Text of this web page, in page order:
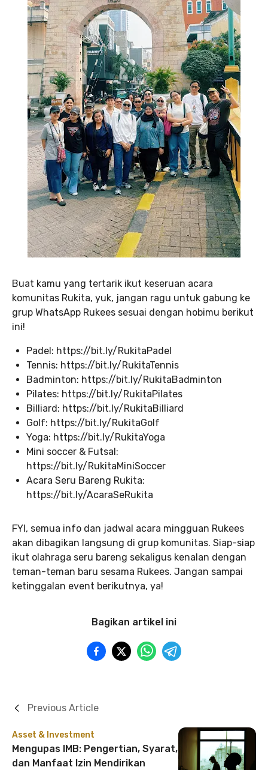
Buat kamu yang tertarik ikut keseruan acara
komunitas Rukita, yuk, jangan ragu untuk gabung ke
grup WhatsApp Rukees sesuai dengan hobimu berikut
ini!
Padel: https://bit.ly/RukitaPadel
Tennis: https://bit.ly/RukitaTennis
Badminton: https://bit.ly/RukitaBadminton
Pilates: https://bit.ly/RukitaPilates
Billiard: https://bit.ly/RukitaBilliard
Golf: https://bit.ly/RukitaGolf
Yoga: https://bit.ly/RukitaYoga
Mini soccer & Futsal:
https://bit.ly/RukitaMiniSoccer
Acara Seru Bareng Rukita:
https://bit.ly/AcaraSeRukita
FYI, semua info dan jadwal acara mingguan Rukees
akan dibagikan langsung di grup komunitas. Siap-siap
ikut olahraga seru bareng sekaligus kenalan dengan
teman-teman baru sesama Rukees. Jangan sampai
ketinggalan event berikutnya, ya!
Bagikan artikel ini
Asset & Investment
Mengupas IMB: Pengertian, Syarat,
dan Manfaat Izin Mendirikan
Previous Article